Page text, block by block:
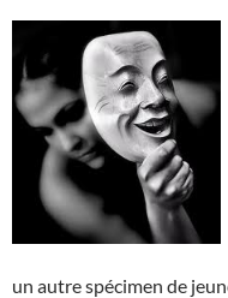
un autre spécimen de